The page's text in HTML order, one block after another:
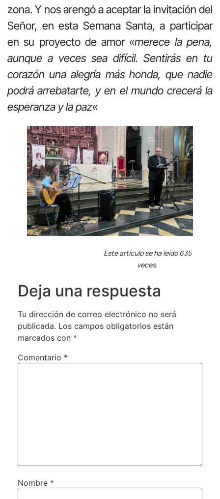
zona. Y nos arengó a aceptar la invitación del
Señor, en esta Semana Santa, a participar
en su proyecto de amor «merece la pena,
aunque a veces sea difícil. Sentirás en tu
corazón una alegría más honda, que nadie
podrá arrebatarte, y en el mundo crecerá la
esperanza y la paz«
Este artículo se ha leído 635
veces.
Deja una respuesta
Tu dirección de correo electrónico no será
publicada. Los campos obligatorios están
marcados con *
Comentario *
Nombre *